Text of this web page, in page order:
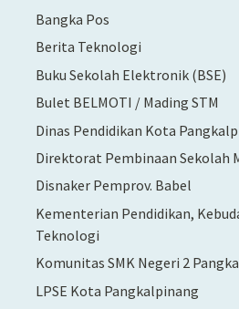
Bangka Pos
Berita Teknologi
Buku Sekolah Elektronik (BSE)
Bulet BELMOTI / Mading STM
Dinas Pendidikan Kota
Direktorat Pembinaan Sekolah
Disnaker Pemprov. Babel
Kementerian Pendidikan,
Teknologi
Komunitas SMK Negeri 2
LPSE Kota Pangkalpinang